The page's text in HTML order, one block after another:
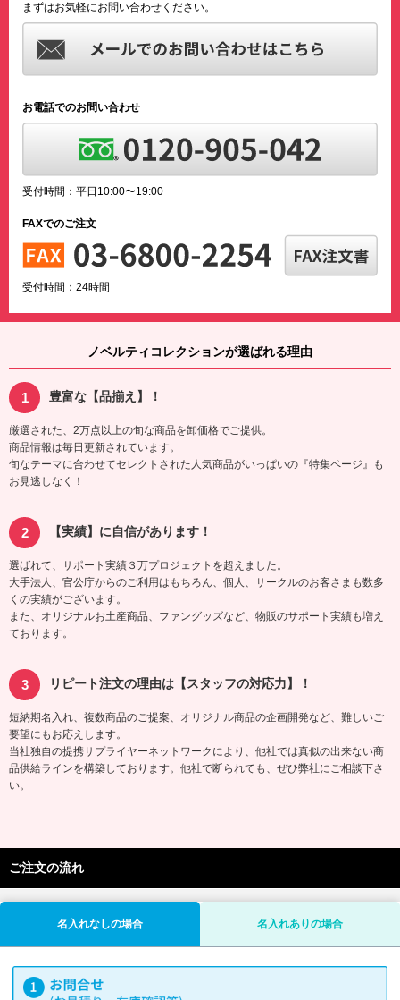
まずはお気軽にお問い合わせください。
お電話でのお問い合わせ
受付時間：平日10:00〜19:00
FAXでのご注文
受付時間：24時間
ノベルティコレクションが選ばれる理由
豊富な【品揃え】！
厳選された、2万点以上の旬な商品を卸価格でご提供。
商品情報は毎日更新されています。
旬なテーマに合わせてセレクトされた人気商品がいっぱいの『特集ページ』も
お見逃しなく！
【実績】に自信があります！
選ばれて、サポート実績３万プロジェクトを超えました。
大手法人、官公庁からのご利用はもちろん、個人、サークルのお客さまも数多
くの実績がございます。
また、オリジナルお土産商品、ファングッズなど、物販のサポート実績も増え
ております。
リピート注文の理由は【スタッフの対応力】！
短納期名入れ、複数商品のご提案、オリジナル商品の企画開発など、難しいご
要望にもお応えします。
当社独自の提携サプライヤーネットワークにより、他社では真似の出来ない商
品供給ラインを構築しております。他社で断られても、ぜひ弊社にご相談下さ
い。
ご注文の流れ
名入れなしの場合 名入れありの場合